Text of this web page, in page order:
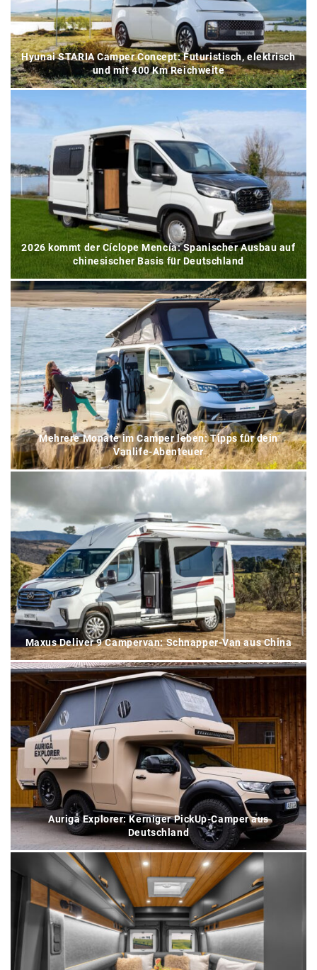
Hyunai STARIA Camper Concept: Futuristisch, elektrisch
und mit 400 Km Reichweite
2026 kommt der Cíclope Mencía: Spanischer Ausbau auf
chinesischer Basis für Deutschland
Mehrere Monate im Camper leben: Tipps für dein
Vanlife-Abenteuer
Maxus Deliver 9 Campervan: Schnapper-Van aus China
Auriga Explorer: Kerniger PickUp-Camper aus
Deutschland